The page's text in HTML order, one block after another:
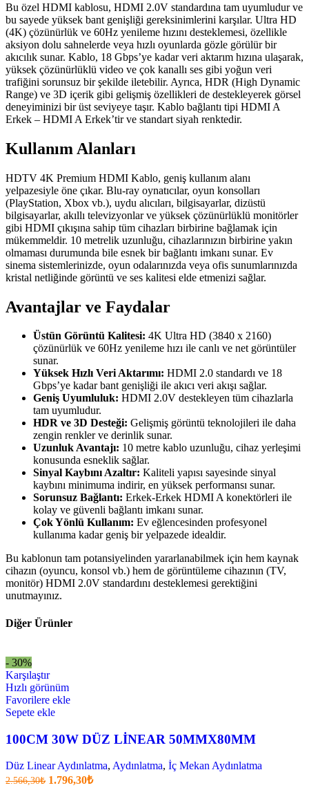
Bu özel HDMI kablosu, HDMI 2.0V standardına tam uyumludur ve
bu sayede yüksek bant genişliği gereksinimlerini karşılar. Ultra HD
(4K) çözünürlük ve 60Hz yenileme hızını desteklemesi, özellikle
aksiyon dolu sahnelerde veya hızlı oyunlarda gözle görülür bir
akıcılık sunar. Kablo, 18 Gbps’ye kadar veri aktarım hızına ulaşarak,
yüksek çözünürlüklü video ve çok kanallı ses gibi yoğun veri
trafiğini sorunsuz bir şekilde iletebilir. Ayrıca, HDR (High Dynamic
Range) ve 3D içerik gibi gelişmiş özellikleri de destekleyerek görsel
deneyiminizi bir üst seviyeye taşır. Kablo bağlantı tipi HDMI A
Erkek – HDMI A Erkek’tir ve standart siyah renktedir.
Kullanım Alanları
HDTV 4K Premium HDMI Kablo, geniş kullanım alanı
yelpazesiyle öne çıkar. Blu-ray oynatıcılar, oyun konsolları
(PlayStation, Xbox vb.), uydu alıcıları, bilgisayarlar, dizüstü
bilgisayarlar, akıllı televizyonlar ve yüksek çözünürlüklü monitörler
gibi HDMI çıkışına sahip tüm cihazları birbirine bağlamak için
mükemmeldir. 10 metrelik uzunluğu, cihazlarınızın birbirine yakın
olmaması durumunda bile esnek bir bağlantı imkanı sunar. Ev
sinema sistemlerinizde, oyun odalarınızda veya ofis sunumlarınızda
kristal netliğinde görüntü ve ses kalitesi elde etmenizi sağlar.
Avantajlar ve Faydalar
Üstün Görüntü Kalitesi: 4K Ultra HD (3840 x 2160)
çözünürlük ve 60Hz yenileme hızı ile canlı ve net görüntüler
sunar.
Yüksek Hızlı Veri Aktarımı: HDMI 2.0 standardı ve 18
Gbps’ye kadar bant genişliği ile akıcı veri akışı sağlar.
Geniş Uyumluluk: HDMI 2.0V destekleyen tüm cihazlarla
tam uyumludur.
HDR ve 3D Desteği: Gelişmiş görüntü teknolojileri ile daha
zengin renkler ve derinlik sunar.
Uzunluk Avantajı: 10 metre kablo uzunluğu, cihaz yerleşimi
konusunda esneklik sağlar.
Sinyal Kaybını Azaltır: Kaliteli yapısı sayesinde sinyal
kaybını minimuma indirir, en yüksek performansı sunar.
Sorunsuz Bağlantı: Erkek-Erkek HDMI A konektörleri ile
kolay ve güvenli bağlantı imkanı sunar.
Çok Yönlü Kullanım: Ev eğlencesinden profesyonel
kullanıma kadar geniş bir yelpazede idealdir.
Bu kablonun tam potansiyelinden yararlanabilmek için hem kaynak
cihazın (oyuncu, konsol vb.) hem de görüntüleme cihazının (TV,
monitör) HDMI 2.0V standardını desteklemesi gerektiğini
unutmayınız.
Diğer Ürünler
- 30%
Karşılaştır
Hızlı görünüm
Favorilere ekle
Sepete ekle
100CM 30W DÜZ LİNEAR 50MMX80MM
Düz Linear Aydınlatma, Aydınlatma, İç Mekan Aydınlatma
2.566,30₺ Orijinal
1.796,30₺Şu